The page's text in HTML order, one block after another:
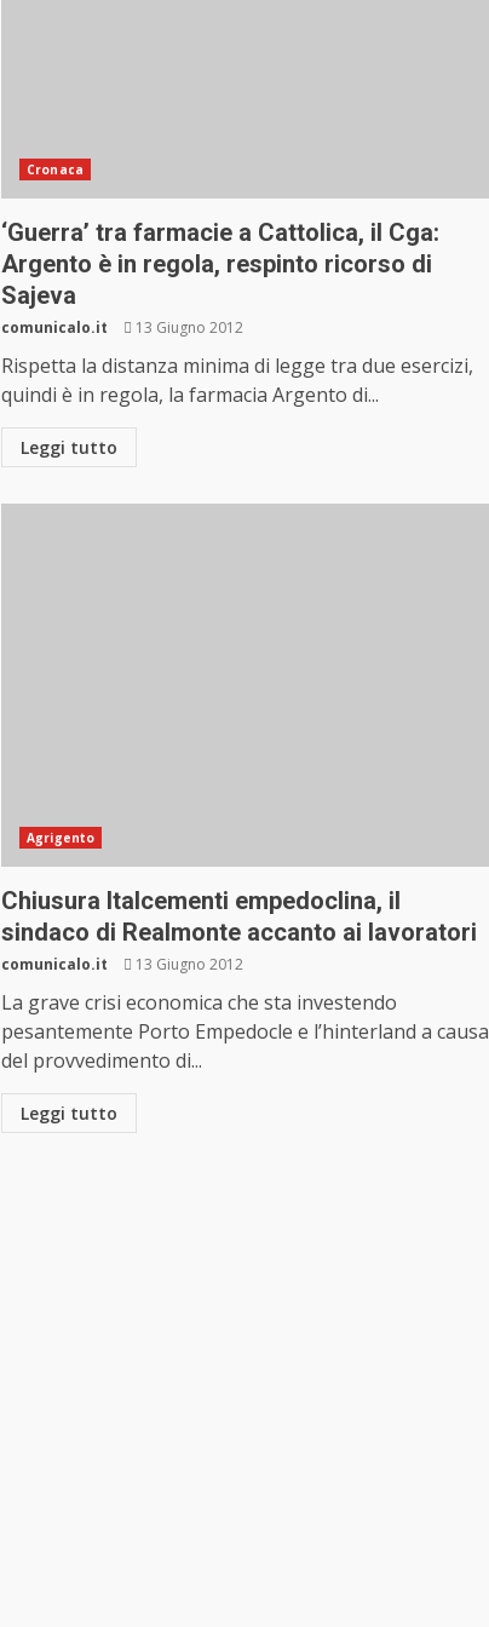
Cronaca
‘Guerra’ tra farmacie a Cattolica, il Cga:
Argento è in regola, respinto ricorso di
Sajeva
comunicalo.it 13 Giugno 2012
Rispetta la distanza minima di legge tra due esercizi,
quindi è in regola, la farmacia Argento di...
Leggi tutto
Agrigento
Chiusura Italcementi empedoclina, il
sindaco di Realmonte accanto ai lavoratori
comunicalo.it 13 Giugno 2012
La grave crisi economica che sta investendo
pesantemente Porto Empedocle e l’hinterland a causa
del provvedimento di...
Leggi tutto